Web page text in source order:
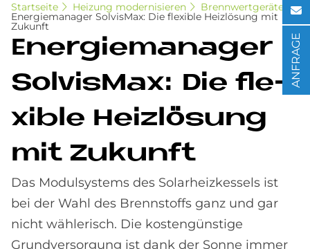
Startseite Heizung modernisieren Brennwertgeräte
Energiemanager SolvisMax: Die flexible Heizlösung mit
Zukunft
En­er­gie­ma­na­ger
Sol­vis­Max: Die fle­
xi­ble Heiz­lö­sung
mit Zu­kun­ft
Das Modulsystems des Solarheizkessels ist
bei der Wahl des Brennstoffs ganz und gar
nicht wählerisch. Die kostengünstige
Grundversorgung ist dank der Sonne immer
ANFRAGE